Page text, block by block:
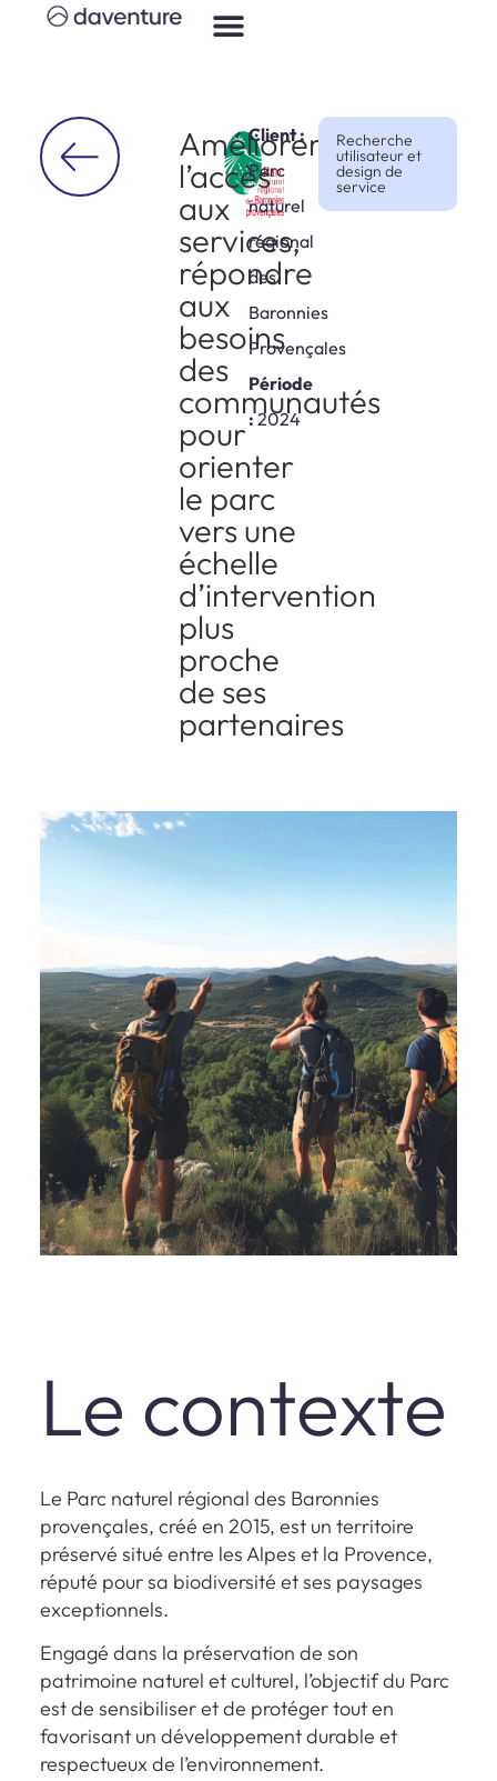
Client :
Parc
naturel
régional
des
Baronnies
Provençales
Période
:2024
Améliorer
l’accès
aux
services,
répondre
aux
besoins
des
communautés
pour
orienter
le parc
vers une
échelle
d’intervention
plus
proche
de ses
partenaires
Recherche
utilisateur et
design de
service
Le contexte
Le Parc naturel régional des Baronnies
provençales, créé en 2015, est un territoire
préservé situé entre les Alpes et la Provence,
réputé pour sa biodiversité et ses paysages
exceptionnels.
Engagé dans la préservation de son
patrimoine naturel et culturel, l’objectif du Parc
est de sensibiliser et de protéger tout en
favorisant un développement durable et
respectueux de l’environnement.